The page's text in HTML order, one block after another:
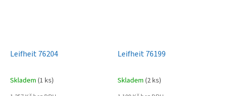
Leifheit 76204
Skladem (1 ks)
Leifheit 76199
Skladem (2 ks)